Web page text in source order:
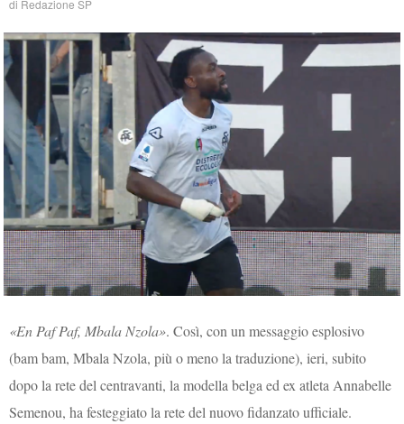
di Redazione SP
«En Paf Paf, Mbala Nzola». Così, con un messaggio esplosivo
(bam bam, Mbala Nzola, più o meno la traduzione), ieri, subito
dopo la rete del centravanti, la modella belga ed ex atleta Annabelle
Semenou, ha festeggiato la rete del nuovo fidanzato ufficiale.